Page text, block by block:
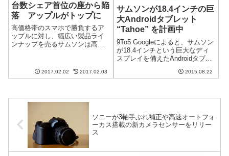
台数シェア首位の座から陥
落 アップルがトップに
高価格帯のスマホで勝負するア
ップルに対し、幅広い製品ライ
ンナップを売るサムソンは高い
この構図が崩れました。ついに
アップルがスマホ売り上げ台数
2017.02.02 2017.02.03
サムソンが18.4インチの巨
大Androidタブレット
“Tahoe” を計画中
9To5 Googleによると、サムソン
が18.4インチという巨大なディ
スプレイを備えたAndroidタブレ
す。一般的なノートパソコンよ
なディスプレイに対し...
2015.08.22
ソニーが3軸手ぶれ補正や高速オートフォ
ーカス搭載の新カメラセンサーをリリー
ス